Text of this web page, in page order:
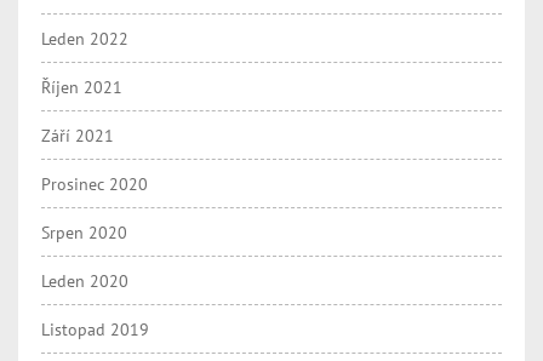
Leden 2022
Říjen 2021
Září 2021
Prosinec 2020
Srpen 2020
Leden 2020
Listopad 2019